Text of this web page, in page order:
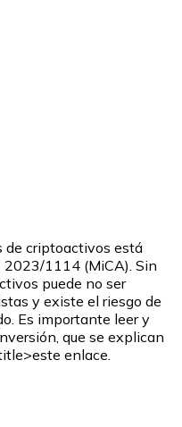
bancariacon tarjeta
de criptoactivos está
2023/1114 (MiCA). Sin
puede no ser
y existe el riesgo de
Es importante leer y
que se explican
enlace.